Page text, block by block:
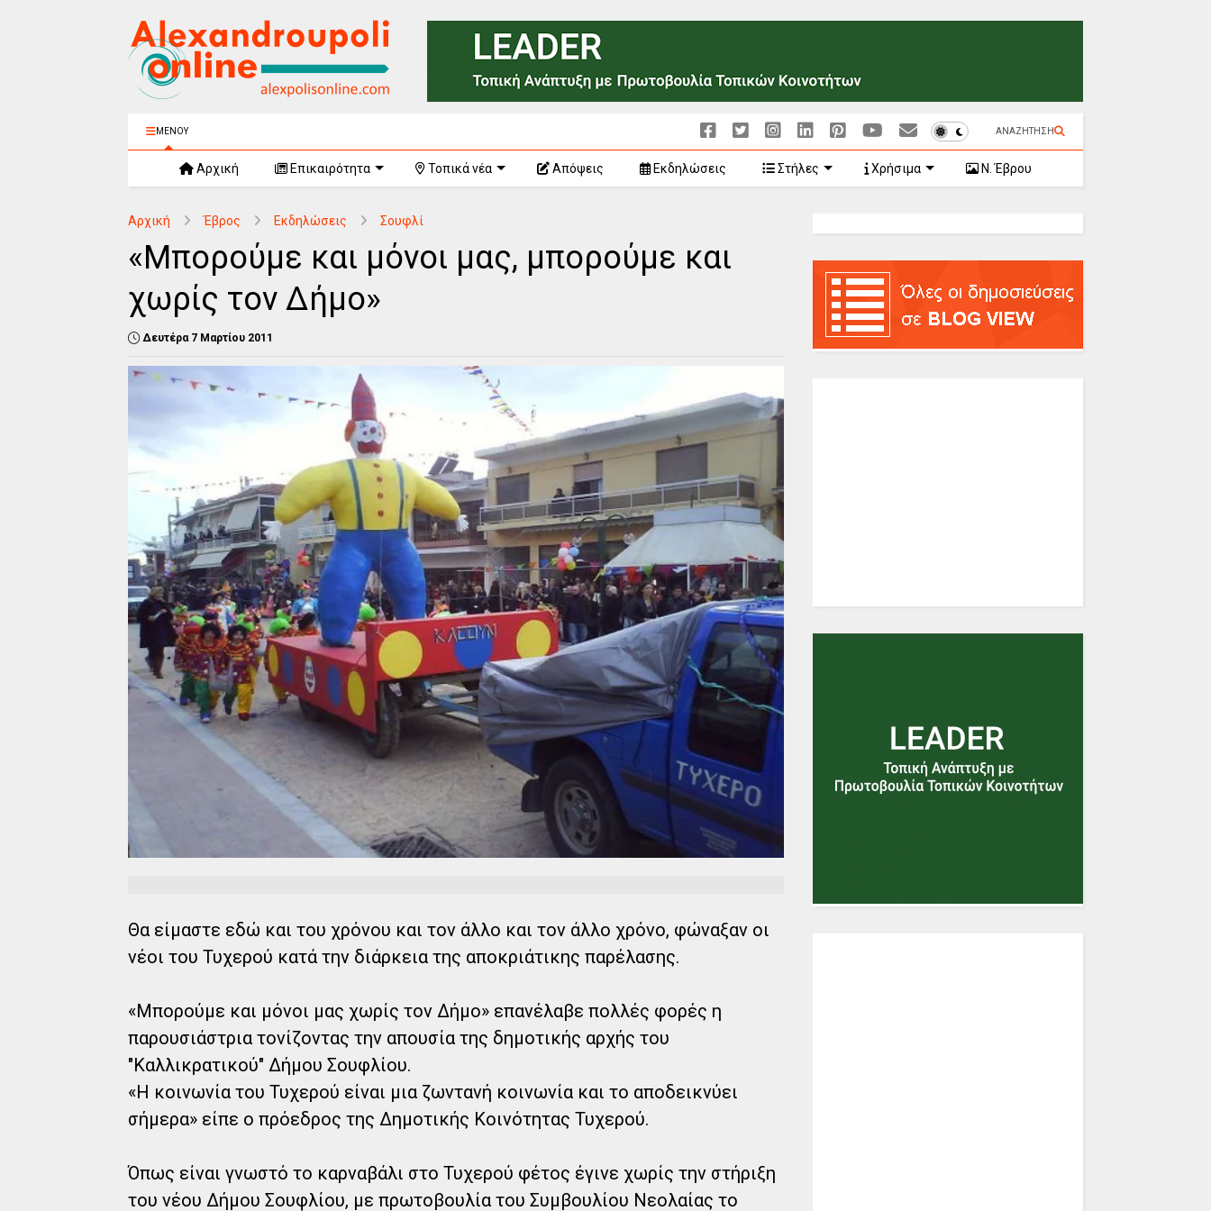
ΜΕΝΟΥ ΑΝΑΖΗΤΗΣΗ
Αρχική Επικαιρότητα Τοπικά νέα Απόψεις Εκδηλώσεις Στήλες Χρήσιμα Ν. Έβρου
Αρχική Έβρος Εκδηλώσεις Σουφλί
«Μπορούμε και μόνοι μας, μπορούμε και
χωρίς τον Δήμο»
Δευτέρα 7 Μαρτίου 2011
Θα είμαστε εδώ και του χρόνου και τον άλλο και τον άλλο χρόνο, φώναξαν οι
νέοι του Τυχερού κατά την διάρκεια της αποκριάτικης παρέλασης.
«Μπορούμε και μόνοι μας χωρίς τον Δήμο» επανέλαβε πολλές φορές η
παρουσιάστρια τονίζοντας την απουσία της δημοτικής αρχής του
"Καλλικρατικού" Δήμου Σουφλίου.
«Η κοινωνία του Τυχερού είναι μια ζωντανή κοινωνία και το αποδεικνύει
σήμερα» είπε ο πρόεδρος της Δημοτικής Κοινότητας Τυχερού.
Όπως είναι γνωστό το καρναβάλι στο Τυχερού φέτος έγινε χωρίς την στήριξη
του νέου Δήμου Σουφλίου, με πρωτοβουλία του Συμβουλίου Νεολαίας το